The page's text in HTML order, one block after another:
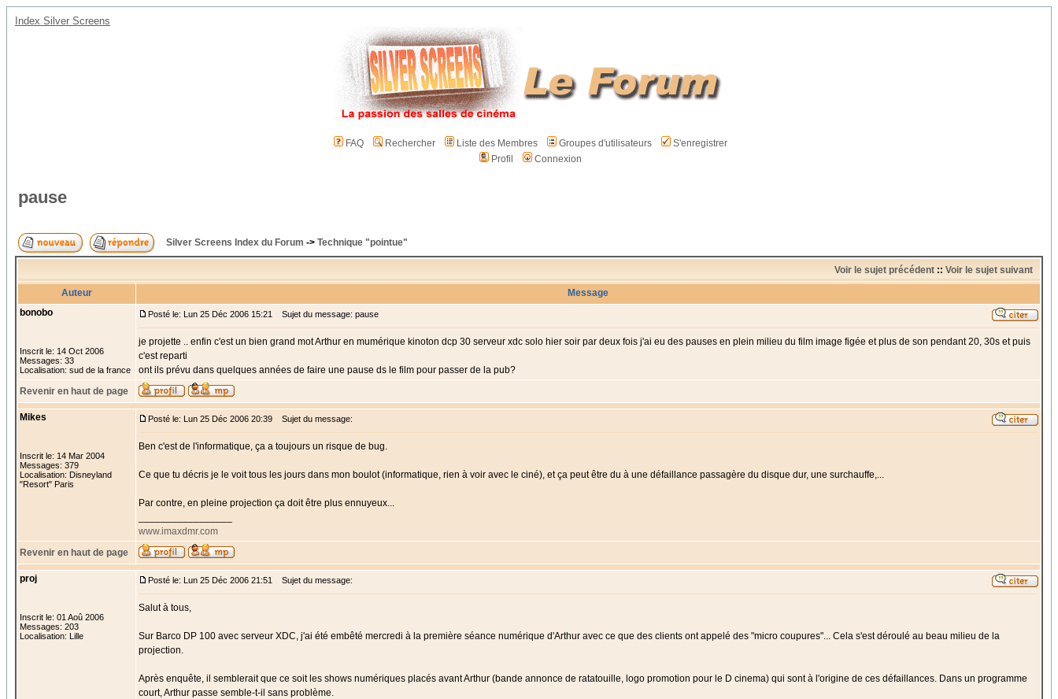
Index Silver Screens
FAQ Rechercher Liste des Membres Groupes d'utilisateurs
S'enregistrer
Profil
Connexion
pause
Silver Screens Index du Forum -> Technique "pointue"
Voir le sujet précédent :: Voir le sujet suivant
Auteur
Message
bonobo
Inscrit le: 14 Oct 2006
Messages: 33
Localisation: sud de la france
Posté le: Lun 25 Déc 2006 15:21 Sujet du message: pause
je projette .. enfin c'est un bien grand mot Arthur en mumérique kinoton dcp 30 serveur xdc solo hier soir par deux fois j'ai eu des pauses en plein milieu du film image figée et plus de son pendant 20, 30s et puis
c'est reparti
ont ils prévu dans quelques années de faire une pause ds le film pour passer de la pub?
Revenir en haut de page
Mikes
Inscrit le: 14 Mar 2004
Messages: 379
Localisation: Disneyland
"Resort" Paris
Posté le: Lun 25 Déc 2006 20:39 Sujet du message:
Ben c'est de l'informatique, ça a toujours un risque de bug.
Ce que tu décris je le voit tous les jours dans mon boulot (informatique, rien à voir avec le ciné), et ça peut être du à une défaillance passagère du disque dur, une surchauffe,...
Par contre, en pleine projection ça doit être plus ennuyeux...
www.imaxdmr.com
Revenir en haut de page
proj
Inscrit le: 01 Aoû 2006
Messages: 203
Localisation: Lille
Posté le: Lun 25 Déc 2006 21:51 Sujet du message:
Salut à tous,
Sur Barco DP 100 avec serveur XDC, j'ai été embêté mercredi à la première séance numérique d'Arthur avec ce que des clients ont appelé des "micro coupures"... Cela s'est déroulé au beau milieu de la
projection.
Après enquête, il semblerait que ce soit les shows numériques placés avant Arthur (bande annonce de ratatouille, logo promotion pour le D cinema) qui sont à l'origine de ces défaillances. Dans un programme
court, Arthur passe semble-t-il sans problème.